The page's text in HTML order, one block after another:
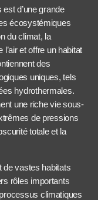
d’une grande
écosystémiques
du climat, la
et offre un habitat
des
uniques, tels
hydrothermales.
une riche vie sous-
de pressions
totale et la
de vastes habitats
rôles importants
climatiques